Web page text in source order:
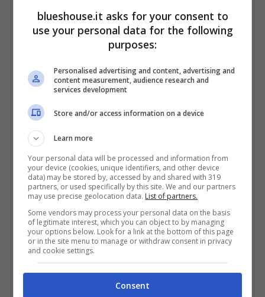
La terza puntata si aprirà con unomicidio
che sconvolgerà tutta la comunità
trovato privo di vita nella sua officina Nando
Iaccarino.Storico venditore di auto di
lusso del luogo, la sua dipartita sarà
oggetto di analisi dalla squadra che andrà a
scovare nel mondo del lusso e nel passato
dell’uomo, non proprio candido. Nel corso
della puntata, una visita inaspettata in
trapelare la verità suLojacono mettendo in
blueshouse.it asks for your consent to
use your personal data for the following
purposes:
Personalised advertising and content, advertising and
content measurement, audience research and
services development
Store and/or access information on a device
Learn more
Your personal data will be processed and information from
your device (cookies, unique identifiers, and other device
data) may be stored by, accessed by and shared with 319
partners, or used specifically by this site. We and our partners
may use precise geolocation data. List of partners.
Some vendors may process your personal data on the basis
of legitimate interest, which you can object to by managing
your options below. Look for a link at the bottom of this page
or in the site menu to manage or withdraw consent in privacy
and cookie settings.
Consent